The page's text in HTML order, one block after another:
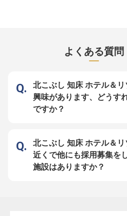
して、国内外から多くのお客様をお
迎えしています。 総務スタッフと
トやレストランでお客様と直接触れ
合う機会も。 知床の魅力ととも
に、おもてなしの心を届ける喜びを
感じられる職場です！ ーー【多彩
な業務で成長できるマルチタスクの
醍醐味】 総務業務をメインに、フ
いスキルと経験を短期間で身につけ
るチャンス！ また、外国人スタッ
フのサポート業務も担当いただくた
め、異文化コミュニケーション能力
も自然と磨かれます！シフト制で働
きやすく、寮も完備しているので遠
お客様に感動と喜
ます。四季折々の
た創作中華は、
「美味しい」と
り上げてみません
ての腕を磨きな
発信するやりが
り、チーム全体で
土があるため、安
できます。また
いるので、遠方か
す！ 知床の大自
で、プロの料理
よくある質問
北こぶし 知床 ホテル＆リ
興味があります、どうす
ですか？
北こぶし 知床 ホテル＆
近くで他にも採用募集を
施設はありますか？